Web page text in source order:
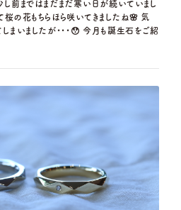
前まではまだまだ寒い日が続いていまし
の花もちらほら咲いてきましたね🌸 気
まいましたが・・・😯 今月も誕生石をご紹